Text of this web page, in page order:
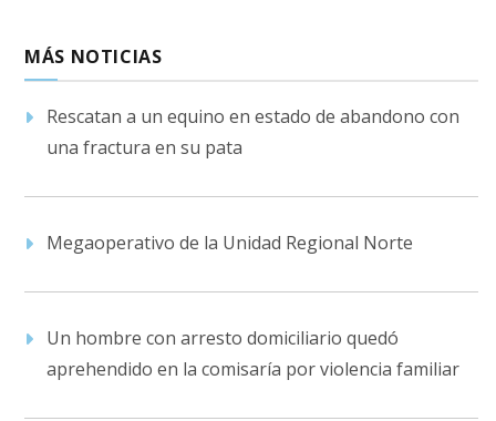
MÁS NOTICIAS
Rescatan a un equino en estado de abandono con
una fractura en su pata
Megaoperativo de la Unidad Regional Norte
Un hombre con arresto domiciliario quedó
aprehendido en la comisaría por violencia familiar